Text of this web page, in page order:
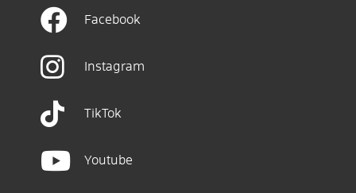
Facebook
Instagram
TikTok
Youtube